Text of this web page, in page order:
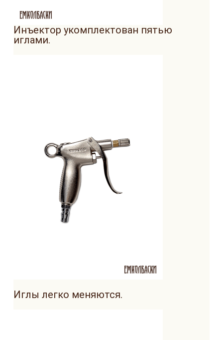
Инъектор укомплектован пятью
иглами.
Иглы легко меняются.